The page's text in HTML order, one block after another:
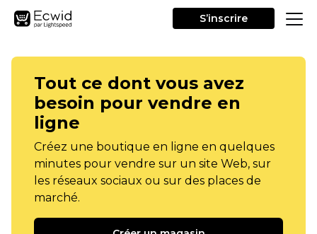
S’inscrire
Tout ce dont vous avez
besoin pour vendre en
ligne
Créez une boutique en ligne en quelques
minutes pour vendre sur un site Web, sur
les réseaux sociaux ou sur des places de
marché.